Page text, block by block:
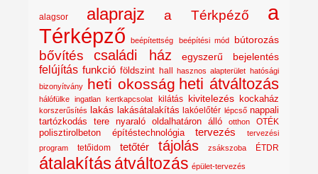
alagsor alaprajz a Térkpéző
a
Térképző
beépítettség beépítési mód bútorozás
bővítés családi ház egyszerű bejelentés
felújítás funkció földszint hall hasznos alapterület hatósági
bizonyítvány heti okosság heti átváltozás
hálófülke ingatlan kertkapcsolat kilátás kivitelezés kockaház
korszerűsítés lakás lakásátalakítás lakóelőtér lépcső nappali
tartózkodás tere
nyaraló oldalhatáron álló otthon OTÉK
polisztirolbeton építéstechnológia tervezés
tervezési
program
tetőidom tetőtér tájolás zsákszoba ÉTDR
átalakításátváltozás épület-tervezés